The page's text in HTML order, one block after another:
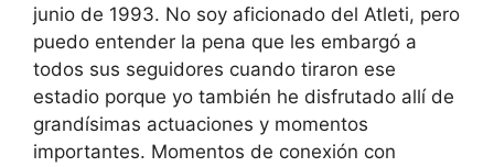
junio de 1993. No soy aficionado del Atleti, pero
puedo entender la pena que les embargó a
todos sus seguidores cuando tiraron ese
estadio porque yo también he disfrutado allí de
grandísimas actuaciones y momentos
importantes. Momentos de conexión con